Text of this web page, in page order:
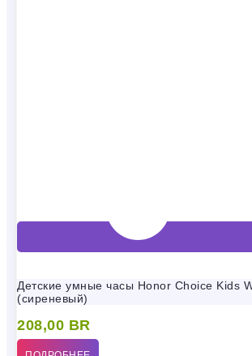
Детские умные часы Honor Choice Kids
(сиреневый)
208,00 BR